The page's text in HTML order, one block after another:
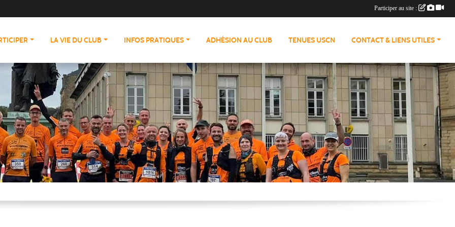
LA VIE DU CLUB INFOS PRATIQUES ADHÉSION AU CLUB TENUES USCN CONTACT & LIENS UTILES
Participer au site :